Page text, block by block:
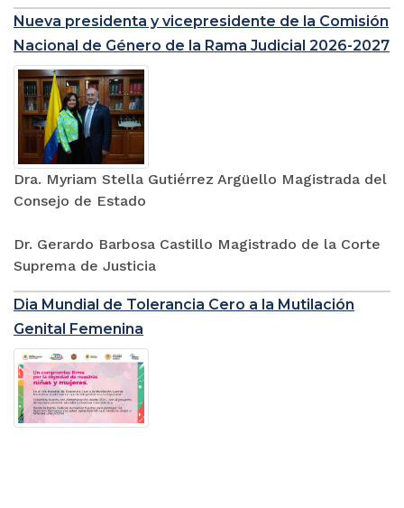
Nueva presidenta y vicepresidente de la Comisión
Nacional de Género de la Rama Judicial 2026-2027
Dra. Myriam Stella Gutiérrez Argüello Magistrada del
Consejo de Estado
Dr. Gerardo Barbosa Castillo Magistrado de la Corte
Suprema de Justicia
Dia Mundial de Tolerancia Cero a la Mutilación
Genital Femenina